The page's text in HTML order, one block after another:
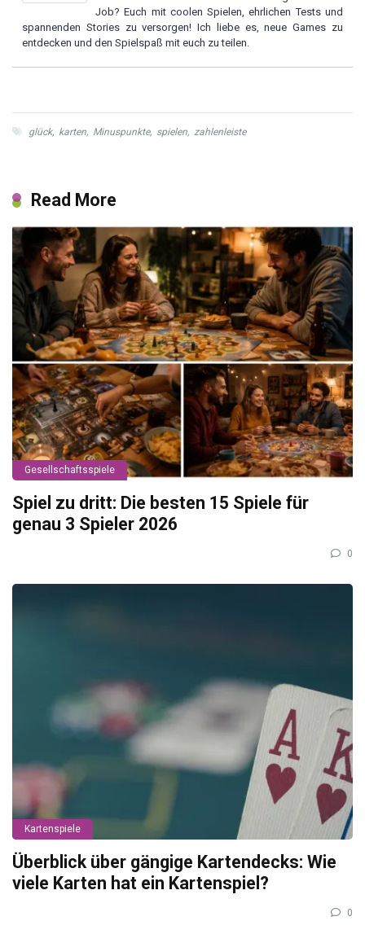
Job? Euch mit coolen Spielen, ehrlichen Tests und
spannenden Stories zu versorgen! Ich liebe es, neue Games zu
entdecken und den Spielspaß mit euch zu teilen.
glück, karten, Minuspunkte, spielen, zahlenleiste
Read More
Gesellschaftsspiele
Spiel zu dritt: Die besten 15 Spiele für
genau 3 Spieler 2026
0
Kartenspiele
Überblick über gängige Kartendecks: Wie
viele Karten hat ein Kartenspiel?
0